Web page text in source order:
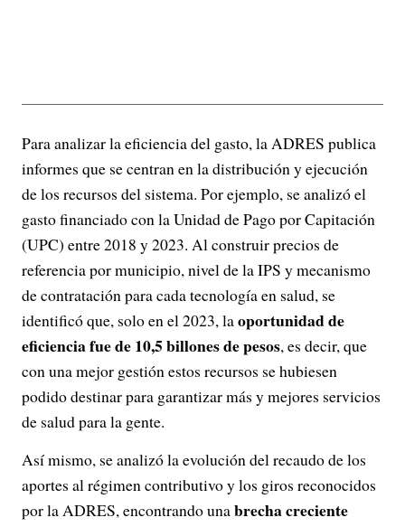
Para analizar la eficiencia del gasto, la ADRES publica
informes que se centran en la distribución y ejecución
de los recursos del sistema. Por ejemplo, se analizó el
gasto financiado con la Unidad de Pago por Capitación
(UPC) entre 2018 y 2023. Al construir precios de
referencia por municipio, nivel de la IPS y mecanismo
de contratación para cada tecnología en salud, se
identificó que, solo en el 2023, laoportunidad de
eficiencia fue de 10,5 billones de pesos, es decir, que
con una mejor gestión estos recursos se hubiesen
podido destinar para garantizar más y mejores servicios
de salud para la gente.
Así mismo, se analizó la evolución del recaudo de los
aportes al régimen contributivo y los giros reconocidos
por la ADRES, encontrando unabrecha creciente